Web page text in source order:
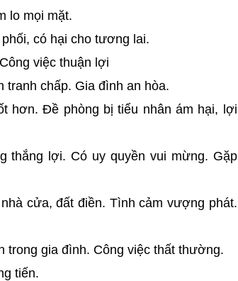
lo mọi mặt.
có hại cho tương lai.
việc thuận lợi
tranh chấp. Gia đình an hòa.
hơn. Đề phòng bị tiểu nhân ám hại, lợi
thắng lợi. Có uy quyền vui mừng. Gặp
cửa, đất điền. Tình cảm vượng phát.
trong gia đình. Công việc thất thường.
tiến.